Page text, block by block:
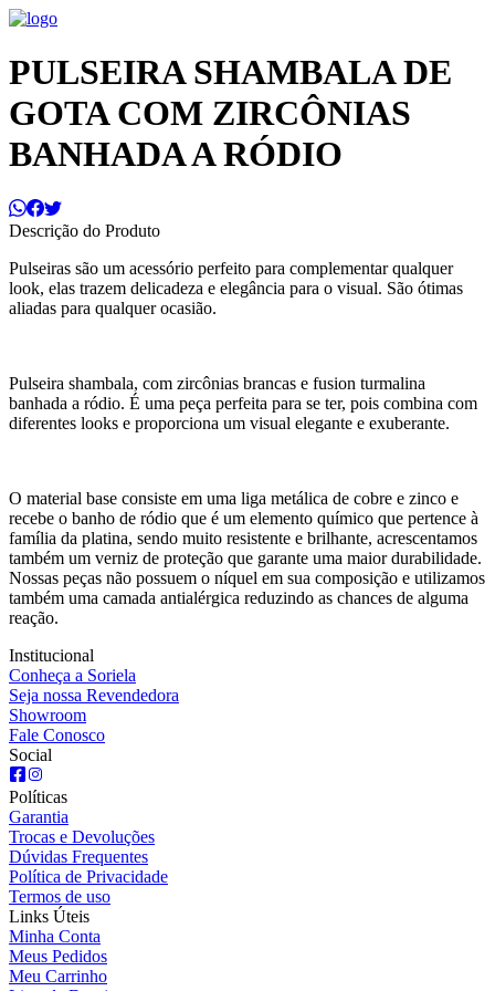
PULSEIRA SHAMBALA DE
GOTA COM ZIRCÔNIAS
BANHADA A RÓDIO
Descrição do Produto
Pulseiras são um acessório perfeito para complementar qualquer
look, elas trazem delicadeza e elegância para o visual. São ótimas
aliadas para qualquer ocasião.
Pulseira shambala, com zircônias brancas e fusion turmalina
banhada a ródio. É uma peça perfeita para se ter, pois combina com
diferentes looks e proporciona um visual elegante e exuberante.
O material base consiste em uma liga metálica de cobre e zinco e
recebe o banho de ródio que é um elemento químico que pertence à
família da platina, sendo muito resistente e brilhante, acrescentamos
também um verniz de proteção que garante uma maior durabilidade.
Nossas peças não possuem o níquel em sua composição e utilizamos
também uma camada antialérgica reduzindo as chances de alguma
reação.
Institucional
Conheça a Soriela
Seja nossa Revendedora
Showroom
Fale Conosco
Social
Políticas
Garantia
Trocas e Devoluções
Dúvidas Frequentes
Política de Privacidade
Termos de uso
Links Úteis
Minha Conta
Meus Pedidos
Meu Carrinho